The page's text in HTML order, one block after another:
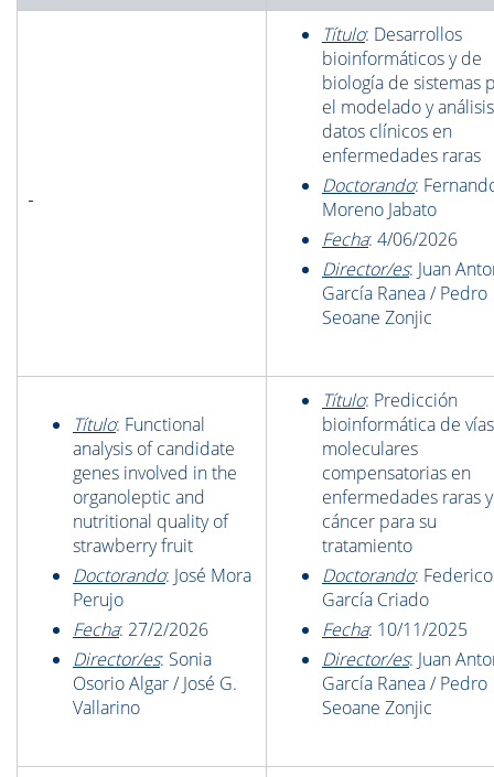
Título: Desarrollos
bioinformáticos y de
biología de sistemas
el modelado y
datos clínicos en
enfermedades raras
Doctorando:
Moreno Jabato
Fecha: 4/06/2026
Director/es: Juan
García Ranea / Pedro
Seoane Zonjic
Título: Functional
analysis of candidate
genes involved in the
organoleptic and
nutritional quality of
strawberry fruit
Doctorando: José Mora
Perujo
Fecha: 27/2/2026
Director/es: Sonia
Osorio Algar / José G.
Vallarino
Título: Predicción
bioinformática de vías
moleculares
compensatorias en
enfermedades raras y
cáncer para su
tratamiento
Doctorando: Federico
García Criado
Fecha: 10/11/2025
Director/es: Juan
García Ranea / Pedro
Seoane Zonjic